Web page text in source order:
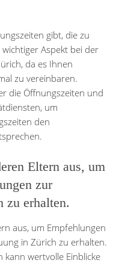
gibt, die zu
Aspekt bei der
da es Ihnen
zu vereinbaren.
die Öffnungszeiten und
um
den
Eltern aus, um
zur
zu erhalten.
aus, um Empfehlungen
in Zürich zu erhalten.
kann wertvolle Einblicke